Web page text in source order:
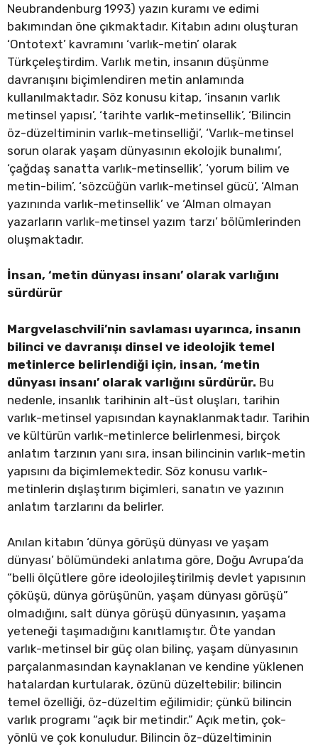
Neubrandenburg 1993) yazın kuramı ve edimi
bakımından öne çıkmaktadır. Kitabın adını oluşturan
‘Ontotext’ kavramını ‘varlık-metin’ olarak
Türkçeleştirdim. Varlık metin, insanın düşünme
davranışını biçimlendiren metin anlamında
kullanılmaktadır. Söz konusu kitap, ‘insanın varlık
metinsel yapısı’, ‘tarihte varlık-metinsellik’, ‘Bilincin
öz-düzeltiminin varlık-metinselliği’, ‘Varlık-metinsel
sorun olarak yaşam dünyasının ekolojik bunalımı’,
‘çağdaş sanatta varlık-metinsellik’, ‘yorum bilim ve
metin-bilim’, ‘sözcüğün varlık-metinsel gücü’, ‘Alman
yazınında varlık-metinsellik’ ve ‘Alman olmayan
yazarların varlık-metinsel yazım tarzı’ bölümlerinden
oluşmaktadır.
İnsan, ‘metin dünyası insanı’ olarak varlığını
sürdürür
Margvelaschvili’nin savlaması uyarınca, insanın
bilinci ve davranışı dinsel ve ideolojik temel
metinlerce belirlendiği için, insan, ‘metin
dünyası insanı’ olarak varlığını sürdürür. Bu
nedenle, insanlık tarihinin alt-üst oluşları, tarihin
varlık-metinsel yapısından kaynaklanmaktadır. Tarihin
ve kültürün varlık-metinlerce belirlenmesi, birçok
anlatım tarzının yanı sıra, insan bilincinin varlık-metin
yapısını da biçimlemektedir. Söz konusu varlık-
metinlerin dışlaştırım biçimleri, sanatın ve yazının
anlatım tarzlarını da belirler.
Anılan kitabın ‘dünya görüşü dünyası ve yaşam
dünyası’ bölümündeki anlatıma göre, Doğu Avrupa’da
“belli ölçütlere göre ideolojileştirilmiş devlet yapısının
çöküşü, dünya görüşünün, yaşam dünyası görüşü”
olmadığını, salt dünya görüşü dünyasının, yaşama
yeteneği taşımadığını kanıtlamıştır. Öte yandan
varlık-metinsel bir güç olan bilinç, yaşam dünyasının
parçalanmasından kaynaklanan ve kendine yüklenen
hatalardan kurtularak, özünü düzeltebilir; bilincin
temel özelliği, öz-düzeltim eğilimidir; çünkü bilincin
varlık programı “açık bir metindir.” Açık metin, çok-
yönlü ve çok konuludur. Bilincin öz-düzeltiminin